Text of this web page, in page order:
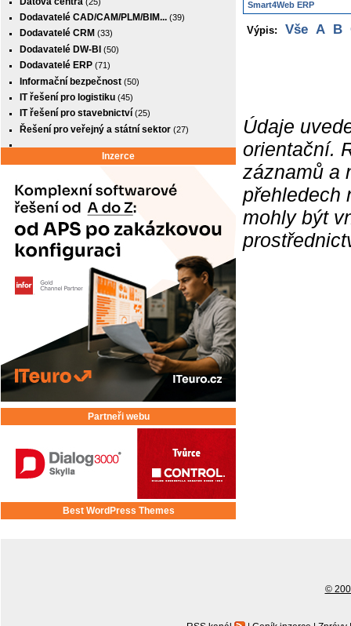
Dodavatelé CAD/CAM/PLM/BIM... (39)
Dodavatelé CRM (33)
Dodavatelé DW-BI (50)
Dodavatelé ERP (71)
Informační bezpečnost (50)
IT řešení pro logistiku (45)
IT řešení pro stavebnictví (25)
Řešení pro veřejný a státní sektor (27)
Inzerce
Partneři webu
Best WordPress Themes
Smart4Web ERP
Výpis: Vše A B
Údaje
orientační.
záznamů a
přehledech
mohly být
©